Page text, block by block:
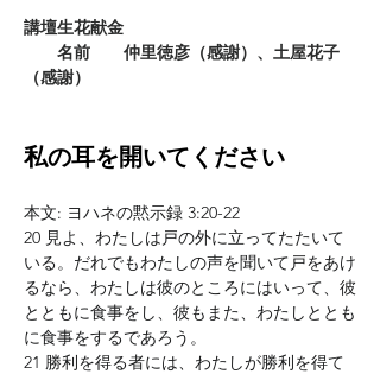
講壇生花献金
名前　　仲里徳彦（感謝）、土屋花子
（感謝）
私の耳を開いてください
本文: ヨハネの黙示録 3:20-22
20 見よ、わたしは戸の外に立ってたたいて
いる。だれでもわたしの声を聞いて戸をあけ
るなら、わたしは彼のところにはいって、彼
とともに食事をし、彼もまた、わたしととも
に食事をするであろう。
21 勝利を得る者には、わたしが勝利を得て